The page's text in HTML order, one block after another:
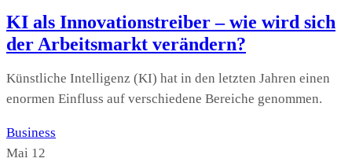
KI als Innovationstreiber – wie wird sich
der Arbeitsmarkt verändern?
Künstliche Intelligenz (KI) hat in den letzten Jahren einen
enormen Einfluss auf verschiedene Bereiche genommen.
Business
Mai 12